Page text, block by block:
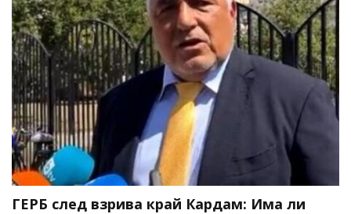
ГЕРБ след взрива край Кардам: Има ли